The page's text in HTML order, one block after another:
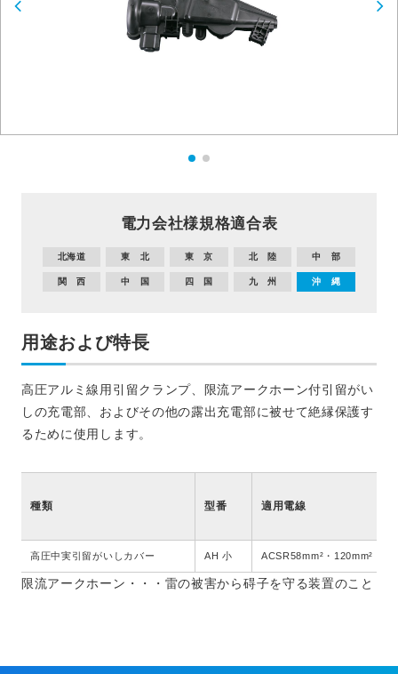
電力会社様規格適合表
北海道 東 北 東 京 北 陸 中 部
関 西 中 国 四 国 九 州 沖 縄
用途および特長
高圧アルミ線用引留クランプ、限流アークホーン付引留がい
しの充電部、およびその他の露出充電部に被せて絶縁保護す
るために使用します。
種類 型番 適用電線
高圧中実引留がいしカバー AH 小 ACSR58mm²・120mm²・
限流アークホーン・・・雷の被害から碍子を守る装置のこと